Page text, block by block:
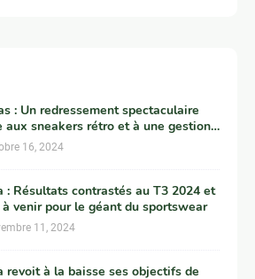
: Un redressement spectaculaire
aux sneakers rétro et à une gestion
Yeezy
16, 2024
: Résultats contrastés au T3 2024 et
venir pour le géant du sportswear
11, 2024
revoit à la baisse ses objectifs de